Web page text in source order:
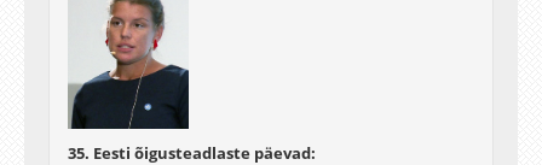
35. Eesti õigusteadlaste päevad: